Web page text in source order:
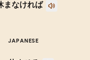
まなければ
JAPANESE